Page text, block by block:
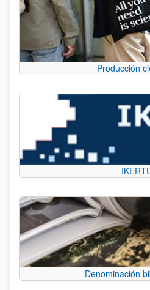
Producción
Denominación